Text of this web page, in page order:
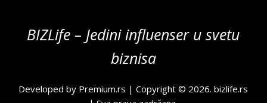
BIZLife – Jedini influenser u svetu
biznisa
Developed by Premium.rs | Copyright © 2026.bizlife.rs